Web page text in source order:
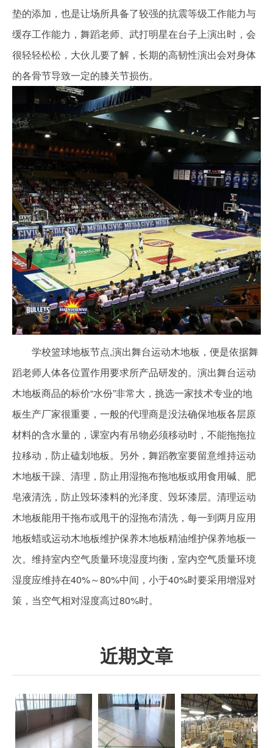
垫的添加，也是让场所具备了较强的抗震等级工作能力与
缓存工作能力，舞蹈老师、武打明星在台子上演出时，会
很轻轻松松，大伙儿要了解，长期的高韧性演出会对身体
的各骨节导致一定的膝关节损伤。
学校篮球地板节点,演出舞台运动木地板，便是依据舞
蹈老师人体各位置作用要求所产品研发的。演出舞台运动
木地板商品的标价“水份”非常大，挑选一家技术专业的地
板生产厂家很重要，一般的代理商是没法确保地板各层原
材料的含水量的，课室内有吊物必须移动时，不能拖拖拉
拉移动，防止磕划地板。另外，舞蹈教室要留意维持运动
木地板干躁、清理，防止用湿拖布拖地板或用食用碱、肥
皂液清洗，防止毁坏漆料的光泽度、毁坏漆层。清理运动
木地板能用干拖布或甩干的湿拖布清洗，每一到两月应用
地板蜡或运动木地板维护保养木地板精油维护保养地板一
次。维持室内空气质量环境湿度均衡，室内空气质量环境
湿度应维持在40%～80%中间，小于40%时要采用增湿对
策，当空气相对湿度高过80%时。
近期文章